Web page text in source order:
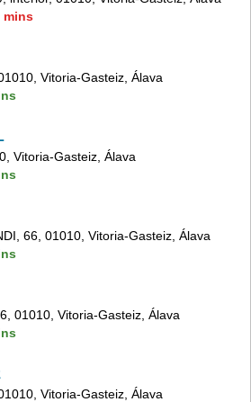
mins
Vitoria-Gasteiz, Álava
Vitoria-Gasteiz, Álava
66, 01010, Vitoria-Gasteiz, Álava
01010, Vitoria-Gasteiz, Álava
Vitoria-Gasteiz, Álava